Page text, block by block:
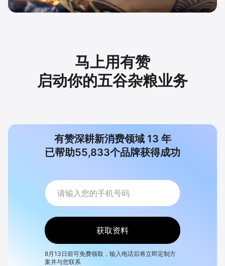
马上用有赞
启动你的五谷杂粮业务
有赞深耕新消费领域 13 年
已帮助55,833个品牌获得成功
获取资料
8月13日前可免费领取，输入电话后将立即定制方
案并与您联系